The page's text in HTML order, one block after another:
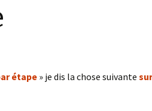
étape » je dis la chose suivante